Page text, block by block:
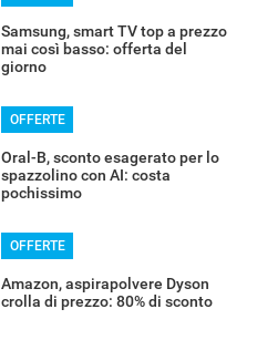
Samsung, smart TV top a prezzo
mai così basso: offerta del
giorno
OFFERTE
Oral-B, sconto esagerato per lo
spazzolino con AI: costa
pochissimo
OFFERTE
Amazon, aspirapolvere Dyson
crolla di prezzo: 80% di sconto